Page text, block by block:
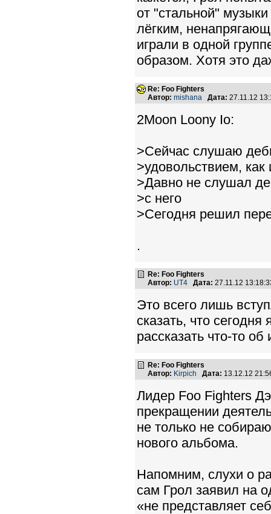
от "стальной"
лёгким,
играли в одной
образом. Хотя это
Re: Foo Fighters
Автор: mishana Дата: 27.11.12
2Moon Loony Io:
>Сейчас слушаю
>удовольствием, как
>Давно не слушал
>с него
>Сегодня решил
.
Re: Foo Fighters
Автор: UT4 Дата: 27.11.12
Это всего лишь
сказать, что
рассказать что-то
Re: Foo Fighters
Автор: Kirpich Дата: 13.12.12
Лидер Foo Fighters
прекращении
не только не
нового альбома.
Напомним, слухи о
сам Грол заявил на
«не представляет